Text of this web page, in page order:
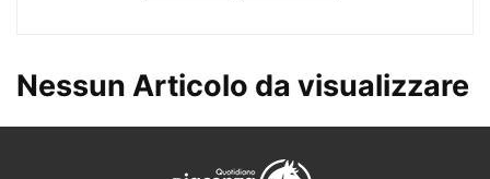
Nessun Articolo da visualizzare